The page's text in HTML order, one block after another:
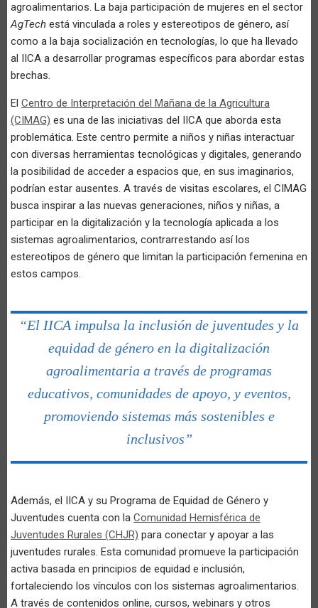
agroalimentarios. La baja participación de mujeres en el sector
AgTech está vinculada a roles y estereotipos de género, así
como a la baja socialización en tecnologías, lo que ha llevado
al IICA a desarrollar programas específicos para abordar estas
brechas.
El Centro de Interpretación del Mañana de la Agricultura
(CIMAG) es una de las iniciativas del IICA que aborda esta
problemática. Este centro permite a niños y niñas interactuar
con diversas herramientas tecnológicas y digitales, generando
la posibilidad de acceder a espacios que, en sus imaginarios,
podrían estar ausentes. A través de visitas escolares, el CIMAG
busca inspirar a las nuevas generaciones, niños y niñas, a
participar en la digitalización y la tecnología aplicada a los
sistemas agroalimentarios, contrarrestando así los
estereotipos de género que limitan la participación femenina en
estos campos.
“El IICA impulsa la inclusión de juventudes y la
equidad de género en la digitalización
agroalimentaria a través de programas
educativos, comunidades de apoyo, y eventos,
promoviendo sistemas más sostenibles e
inclusivos”
Además, el IICA y su Programa de Equidad de Género y
Juventudes cuenta con la Comunidad Hemisférica de
Juventudes Rurales (CHJR) para conectar y apoyar a las
juventudes rurales. Esta comunidad promueve la participación
activa basada en principios de equidad e inclusión,
fortaleciendo los vínculos con los sistemas agroalimentarios.
A través de contenidos online, cursos, webinars y otros